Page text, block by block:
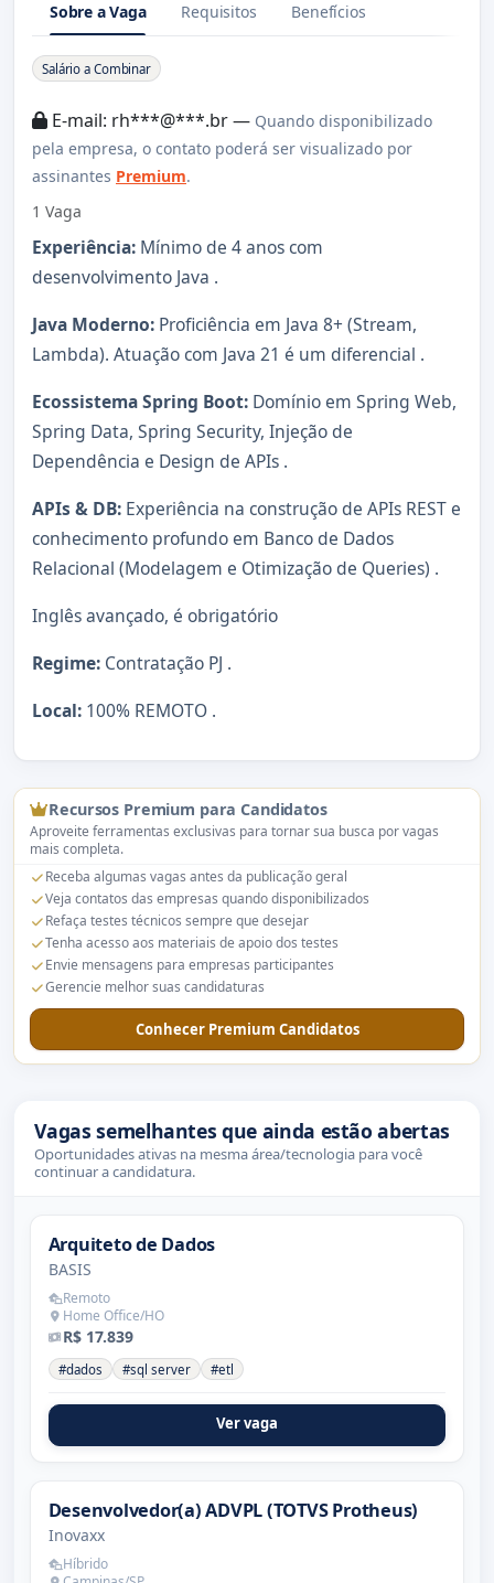
Sobre a Vaga Requisitos Benefícios
Sobre a Vaga
Salário a Combinar
E-mail: rh***@***.br — Quando disponibilizado
pela empresa, o contato poderá ser visualizado por
assinantes Premium.
1 Vaga
Experiência: Mínimo de 4 anos com
desenvolvimento Java .
Java Moderno: Proficiência em Java 8+ (Stream,
Lambda). Atuação com Java 21 é um diferencial .
Ecossistema Spring Boot: Domínio em Spring Web,
Spring Data, Spring Security, Injeção de
Dependência e Design de APIs .
APIs & DB: Experiência na construção de APIs REST e
conhecimento profundo em Banco de Dados
Relacional (Modelagem e Otimização de Queries) .
Inglês avançado, é obrigatório
Regime: Contratação PJ .
Local: 100% REMOTO .
Recursos Premium para Candidatos
Aproveite ferramentas exclusivas para tornar sua busca por vagas
mais completa.
Receba algumas vagas antes da publicação geral
Veja contatos das empresas quando disponibilizados
Refaça testes técnicos sempre que desejar
Tenha acesso aos materiais de apoio dos testes
Envie mensagens para empresas participantes
Gerencie melhor suas candidaturas
Conhecer Premium Candidatos
Vagas semelhantes que ainda estão abertas
Oportunidades ativas na mesma área/tecnologia para você
continuar a candidatura.
Arquiteto de Dados
BASIS
Remoto
Home Office/HO
R$ 17.839
#dados #sql server #etl
Ver vaga
Desenvolvedor(a) ADVPL (TOTVS Protheus)
Inovaxx
Híbrido